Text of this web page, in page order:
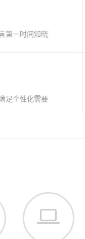
第一时间知晓
足个性化需要